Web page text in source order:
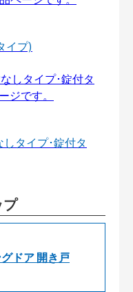
イプ)
タイプ･錠付タ
プ
ドア 開き戸